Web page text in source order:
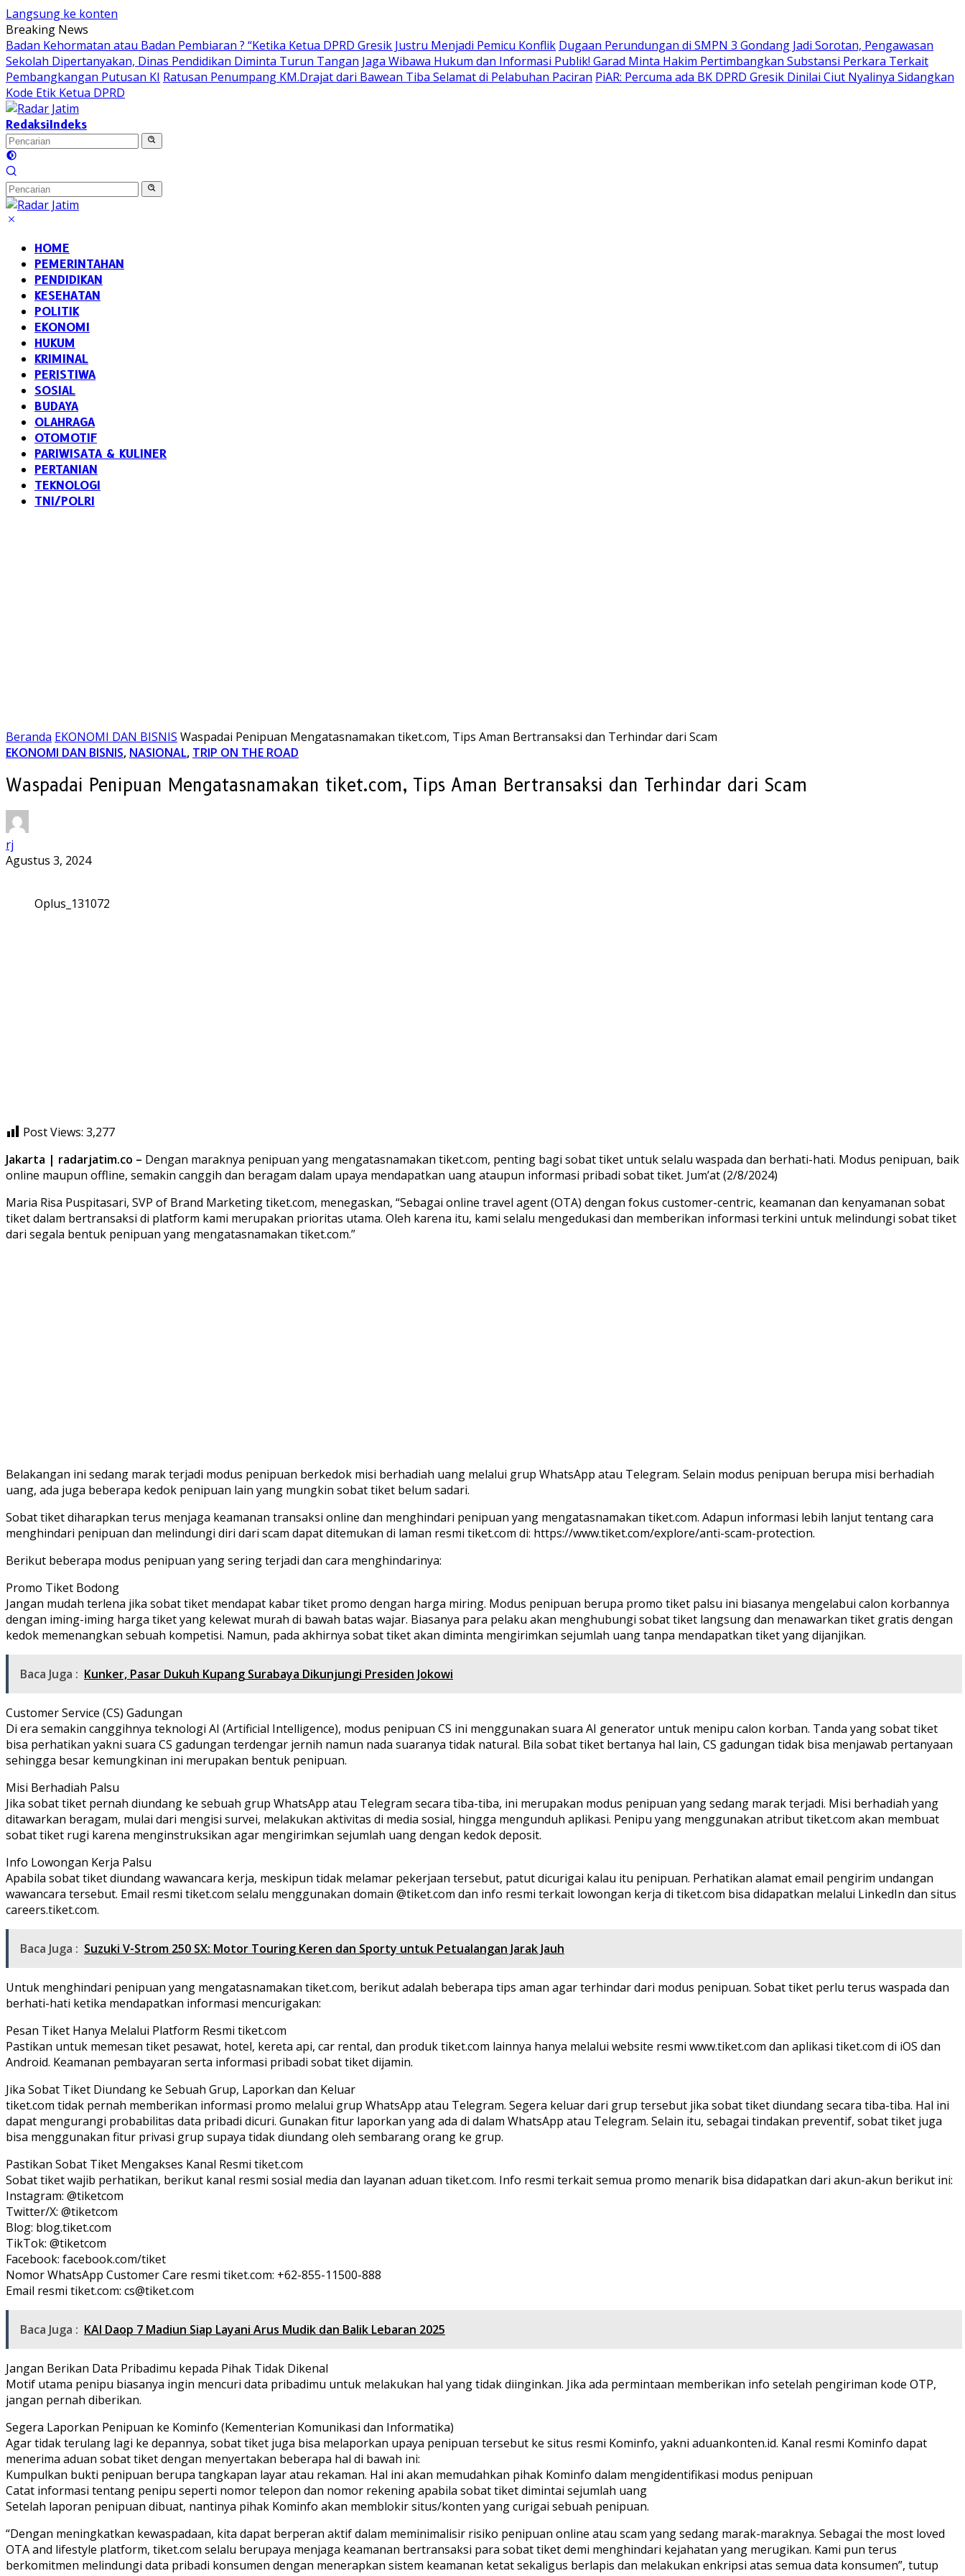
Langsung ke konten
Breaking News
Badan Kehormatan atau Badan Pembiaran ? “Ketika Ketua DPRD Gresik Justru Menjadi Pemicu Konflik Dugaan Perundungan di SMPN 3 Gondang Jadi Sorotan, Pengawasan
Sekolah Dipertanyakan, Dinas Pendidikan Diminta Turun Tangan Jaga Wibawa Hukum dan Informasi Publik! Garad Minta Hakim Pertimbangkan Substansi Perkara Terkait
Pembangkangan Putusan KI Ratusan Penumpang KM.Drajat dari Bawean Tiba Selamat di Pelabuhan Paciran PiAR: Percuma ada BK DPRD Gresik Dinilai Ciut Nyalinya Sidangkan
Kode Etik Ketua DPRD
RedaksiIndeks
HOME
PEMERINTAHAN
PENDIDIKAN
KESEHATAN
POLITIK
EKONOMI
HUKUM
KRIMINAL
PERISTIWA
SOSIAL
BUDAYA
OLAHRAGA
OTOMOTIF
PARIWISATA & KULINER
PERTANIAN
TEKNOLOGI
TNI/POLRI
Beranda EKONOMI DAN BISNIS Waspadai Penipuan Mengatasnamakan tiket.com, Tips Aman Bertransaksi dan Terhindar dari Scam
EKONOMI DAN BISNIS, NASIONAL, TRIP ON THE ROAD
Waspadai Penipuan Mengatasnamakan tiket.com, Tips Aman Bertransaksi dan Terhindar dari Scam
rj
Agustus 3, 2024
Oplus_131072
Post Views: 3,277
Jakarta | radarjatim.co – Dengan maraknya penipuan yang mengatasnamakan tiket.com, penting bagi sobat tiket untuk selalu waspada dan berhati-hati. Modus penipuan, baik
online maupun offline, semakin canggih dan beragam dalam upaya mendapatkan uang ataupun informasi pribadi sobat tiket. Jum’at (2/8/2024)
Maria Risa Puspitasari, SVP of Brand Marketing tiket.com, menegaskan, “Sebagai online travel agent (OTA) dengan fokus customer-centric, keamanan dan kenyamanan sobat
tiket dalam bertransaksi di platform kami merupakan prioritas utama. Oleh karena itu, kami selalu mengedukasi dan memberikan informasi terkini untuk melindungi sobat tiket
dari segala bentuk penipuan yang mengatasnamakan tiket.com.”
Belakangan ini sedang marak terjadi modus penipuan berkedok misi berhadiah uang melalui grup WhatsApp atau Telegram. Selain modus penipuan berupa misi berhadiah
uang, ada juga beberapa kedok penipuan lain yang mungkin sobat tiket belum sadari.
Sobat tiket diharapkan terus menjaga keamanan transaksi online dan menghindari penipuan yang mengatasnamakan tiket.com. Adapun informasi lebih lanjut tentang cara
menghindari penipuan dan melindungi diri dari scam dapat ditemukan di laman resmi tiket.com di: https://www.tiket.com/explore/anti-scam-protection.
Berikut beberapa modus penipuan yang sering terjadi dan cara menghindarinya:
Promo Tiket Bodong
Jangan mudah terlena jika sobat tiket mendapat kabar tiket promo dengan harga miring. Modus penipuan berupa promo tiket palsu ini biasanya mengelabui calon korbannya
dengan iming-iming harga tiket yang kelewat murah di bawah batas wajar. Biasanya para pelaku akan menghubungi sobat tiket langsung dan menawarkan tiket gratis dengan
kedok memenangkan sebuah kompetisi. Namun, pada akhirnya sobat tiket akan diminta mengirimkan sejumlah uang tanpa mendapatkan tiket yang dijanjikan.
Baca Juga : Kunker, Pasar Dukuh Kupang Surabaya Dikunjungi Presiden Jokowi
Customer Service (CS) Gadungan
Di era semakin canggihnya teknologi AI (Artificial Intelligence), modus penipuan CS ini menggunakan suara AI generator untuk menipu calon korban. Tanda yang sobat tiket
bisa perhatikan yakni suara CS gadungan terdengar jernih namun nada suaranya tidak natural. Bila sobat tiket bertanya hal lain, CS gadungan tidak bisa menjawab pertanyaan
sehingga besar kemungkinan ini merupakan bentuk penipuan.
Misi Berhadiah Palsu
Jika sobat tiket pernah diundang ke sebuah grup WhatsApp atau Telegram secara tiba-tiba, ini merupakan modus penipuan yang sedang marak terjadi. Misi berhadiah yang
ditawarkan beragam, mulai dari mengisi survei, melakukan aktivitas di media sosial, hingga mengunduh aplikasi. Penipu yang menggunakan atribut tiket.com akan membuat
sobat tiket rugi karena menginstruksikan agar mengirimkan sejumlah uang dengan kedok deposit.
Info Lowongan Kerja Palsu
Apabila sobat tiket diundang wawancara kerja, meskipun tidak melamar pekerjaan tersebut, patut dicurigai kalau itu penipuan. Perhatikan alamat email pengirim undangan
wawancara tersebut. Email resmi tiket.com selalu menggunakan domain @tiket.com dan info resmi terkait lowongan kerja di tiket.com bisa didapatkan melalui LinkedIn dan situs
careers.tiket.com.
Baca Juga : Suzuki V-Strom 250 SX: Motor Touring Keren dan Sporty untuk Petualangan Jarak Jauh
Untuk menghindari penipuan yang mengatasnamakan tiket.com, berikut adalah beberapa tips aman agar terhindar dari modus penipuan. Sobat tiket perlu terus waspada dan
berhati-hati ketika mendapatkan informasi mencurigakan:
Pesan Tiket Hanya Melalui Platform Resmi tiket.com
Pastikan untuk memesan tiket pesawat, hotel, kereta api, car rental, dan produk tiket.com lainnya hanya melalui website resmi www.tiket.com dan aplikasi tiket.com di iOS dan
Android. Keamanan pembayaran serta informasi pribadi sobat tiket dijamin.
Jika Sobat Tiket Diundang ke Sebuah Grup, Laporkan dan Keluar
tiket.com tidak pernah memberikan informasi promo melalui grup WhatsApp atau Telegram. Segera keluar dari grup tersebut jika sobat tiket diundang secara tiba-tiba. Hal ini
dapat mengurangi probabilitas data pribadi dicuri. Gunakan fitur laporkan yang ada di dalam WhatsApp atau Telegram. Selain itu, sebagai tindakan preventif, sobat tiket juga
bisa menggunakan fitur privasi grup supaya tidak diundang oleh sembarang orang ke grup.
Pastikan Sobat Tiket Mengakses Kanal Resmi tiket.com
Sobat tiket wajib perhatikan, berikut kanal resmi sosial media dan layanan aduan tiket.com. Info resmi terkait semua promo menarik bisa didapatkan dari akun-akun berikut ini:
Instagram: @tiketcom
Twitter/X: @tiketcom
Blog: blog.tiket.com
TikTok: @tiketcom
Facebook: facebook.com/tiket
Nomor WhatsApp Customer Care resmi tiket.com: +62-855-11500-888
Email resmi tiket.com: cs@tiket.com
Baca Juga : KAI Daop 7 Madiun Siap Layani Arus Mudik dan Balik Lebaran 2025
Jangan Berikan Data Pribadimu kepada Pihak Tidak Dikenal
Motif utama penipu biasanya ingin mencuri data pribadimu untuk melakukan hal yang tidak diinginkan. Jika ada permintaan memberikan info setelah pengiriman kode OTP,
jangan pernah diberikan.
Segera Laporkan Penipuan ke Kominfo (Kementerian Komunikasi dan Informatika)
Agar tidak terulang lagi ke depannya, sobat tiket juga bisa melaporkan upaya penipuan tersebut ke situs resmi Kominfo, yakni aduankonten.id. Kanal resmi Kominfo dapat
menerima aduan sobat tiket dengan menyertakan beberapa hal di bawah ini:
Kumpulkan bukti penipuan berupa tangkapan layar atau rekaman. Hal ini akan memudahkan pihak Kominfo dalam mengidentifikasi modus penipuan
Catat informasi tentang penipu seperti nomor telepon dan nomor rekening apabila sobat tiket dimintai sejumlah uang
Setelah laporan penipuan dibuat, nantinya pihak Kominfo akan memblokir situs/konten yang curigai sebuah penipuan.
“Dengan meningkatkan kewaspadaan, kita dapat berperan aktif dalam meminimalisir risiko penipuan online atau scam yang sedang marak-maraknya. Sebagai the most loved
OTA and lifestyle platform, tiket.com selalu berupaya menjaga keamanan bertransaksi para sobat tiket demi menghindari kejahatan yang merugikan. Kami pun terus
berkomitmen melindungi data pribadi konsumen dengan menerapkan sistem keamanan ketat sekaligus berlapis dan melakukan enkripsi atas semua data konsumen”, tutup